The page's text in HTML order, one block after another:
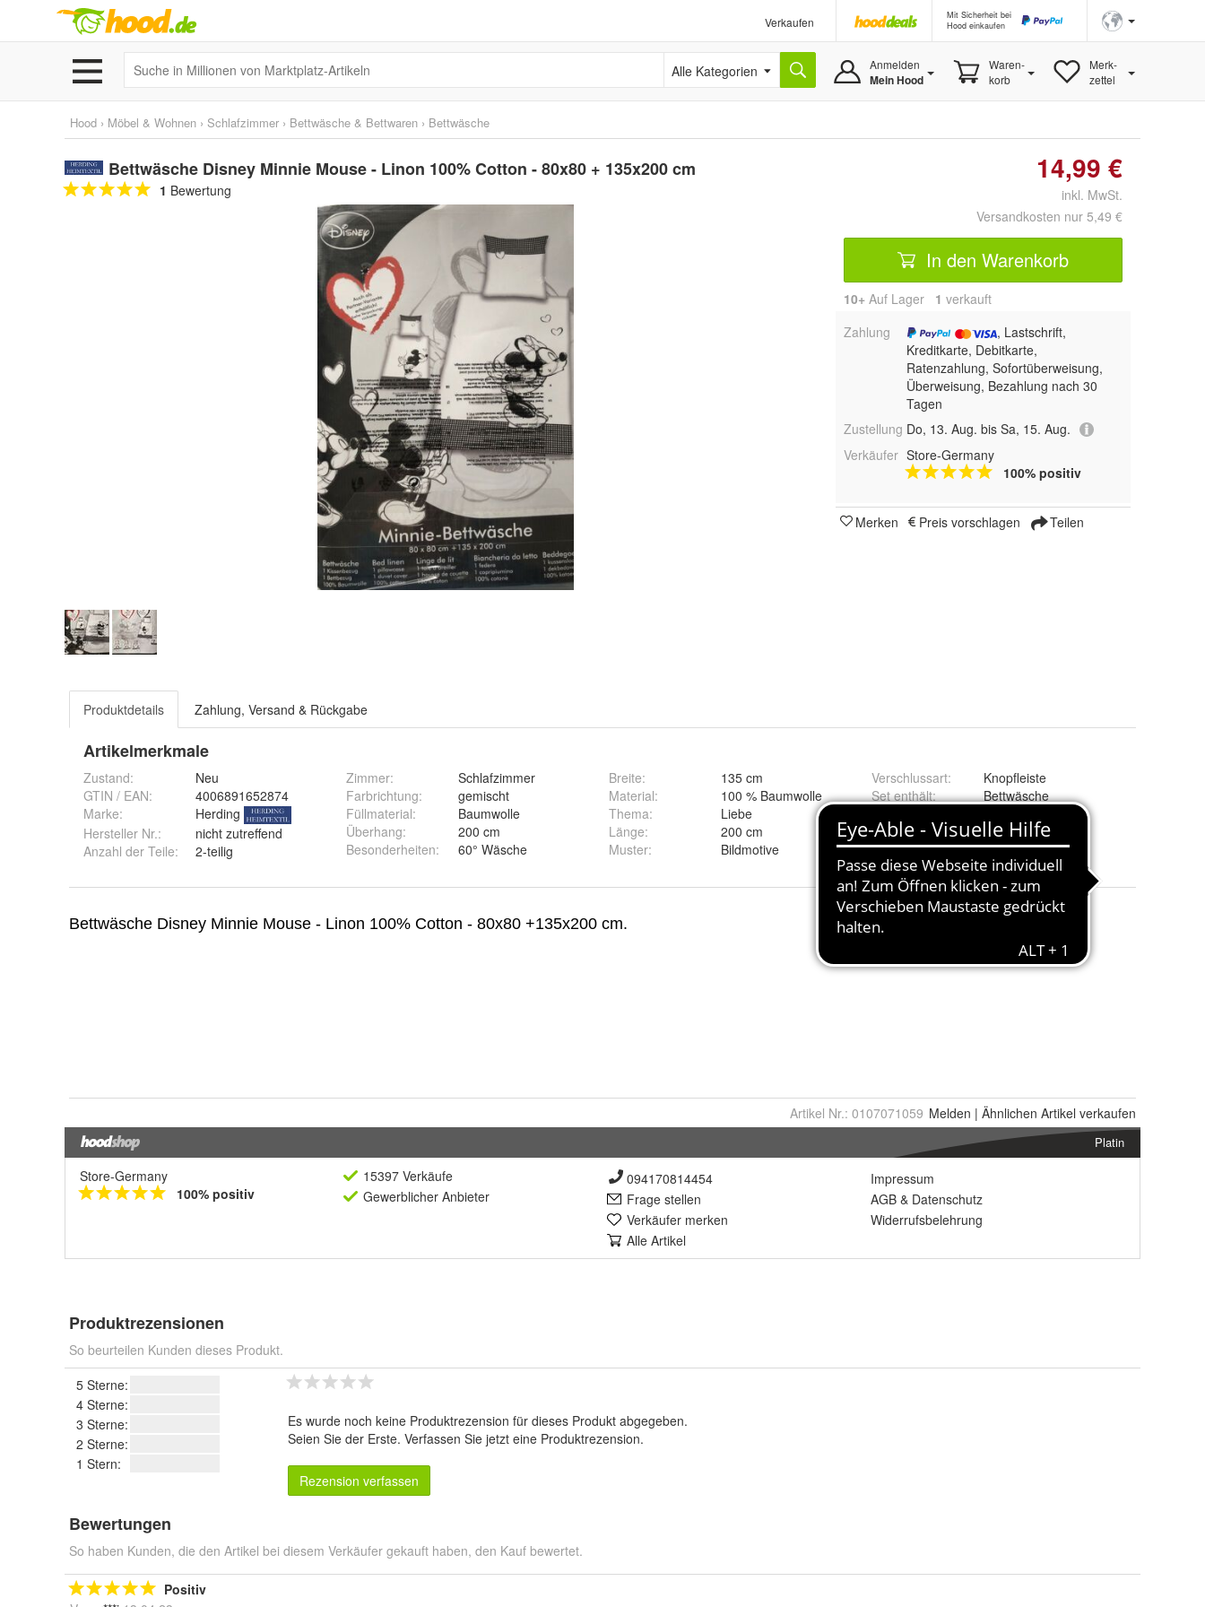
Verkaufen
Mit Sicherheit bei
Hood einkaufen
Alle Kategorien Anmelden
Mein Hood
Waren-
korb
Merk-
zettel
Hood › Möbel & Wohnen › Schlafzimmer › Bettwäsche & Bettwaren › Bettwäsche
Bettwäsche Disney Minnie Mouse - Linon 100% Cotton - 80x80 + 135x200 cm
1 Bewertung
14,99 €
inkl. MwSt.
Versandkosten nur 5,49 €
In den Warenkorb
10+ Auf Lager 1 verkauft
Zahlung
, Lastschrift,
Kreditkarte, Debitkarte,
Ratenzahlung, Sofortüberweisung,
Überweisung, Bezahlung nach 30
Tagen
Zustellung Do, 13. Aug. bis Sa, 15. Aug.
Verkäufer Store-Germany
100% positiv
Merken Preis vorschlagen Teilen
Produktdetails Zahlung, Versand & Rückgabe
Artikelmerkmale
Zustand:
Neu
GTIN / EAN:
4006891652874
Marke:
Herding
Hersteller Nr.:
nicht zutreffend
Anzahl der Teile: 2-teilig
Zimmer:
Schlafzimmer
Farbrichtung:
gemischt
Füllmaterial:
Baumwolle
Überhang:
200 cm
Besonderheiten: 60° Wäsche
Breite:
135 cm
Material:
100 % Baumwolle
Thema:
Liebe
Länge:
200 cm
Muster: Bildmotive
Verschlussart:
Knopfleiste
Set enthält:
Bettwäsche
Produktart :
Bettbezug-Set
Größe: 135 x 200 cm
Artikel Nr.: 0107071059 Melden | Ähnlichen Artikel verkaufen
Platin
Store-Germany
100% positiv
15397 Verkäufe
Gewerblicher Anbieter
094170814454
Frage stellen
Verkäufer merken
Alle Artikel
Impressum
AGB & Datenschutz
Widerrufsbelehrung
Produktrezensionen
So beurteilen Kunden dieses Produkt.
5 Sterne:
4 Sterne:
3 Sterne:
2 Sterne:
1 Stern:
Es wurde noch keine Produktrezension für dieses Produkt abgegeben.
Seien Sie der Erste. Verfassen Sie jetzt eine Produktrezension.
Rezension verfassen
Bewertungen
So haben Kunden, die den Artikel bei diesem Verkäufer gekauft haben, den Kauf bewertet.
Positiv